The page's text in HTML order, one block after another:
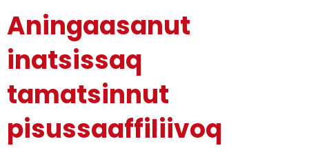
Aningaasanut
inatsissaq
tamatsinnut
pisussaaffiliivoq